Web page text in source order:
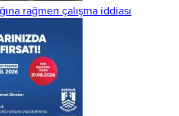
rağmen çalışma iddiası